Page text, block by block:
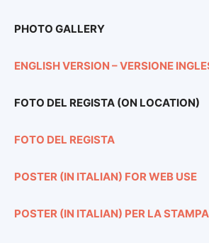
PHOTO GALLERY
ENGLISH VERSION – VERSIONE
FOTO DEL REGISTA (ON LOCATION)
FOTO DEL REGISTA
POSTER (IN ITALIAN) FOR WEB USE
POSTER (IN ITALIAN) PER LA